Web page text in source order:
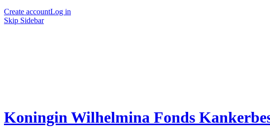
Create accountLog in
Skip Sidebar
Koningin Wilhelmina Fonds